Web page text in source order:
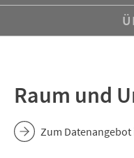
Raum und
Zum